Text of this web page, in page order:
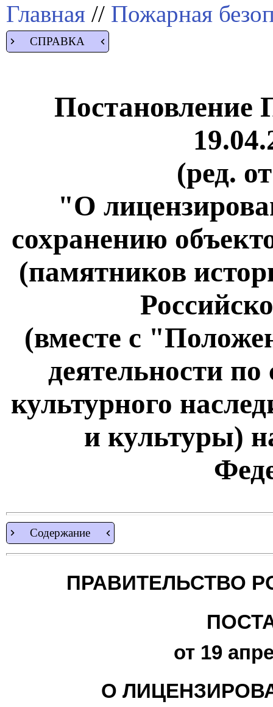
Главная // Пожарная
СПРАВКА
Постановление
(ред.
"О
сохранению
(памятников
(вместе с
деятельности
культурного
и культуры)
Содержание
ПРАВИТЕЛЬСТВО
от 19
О